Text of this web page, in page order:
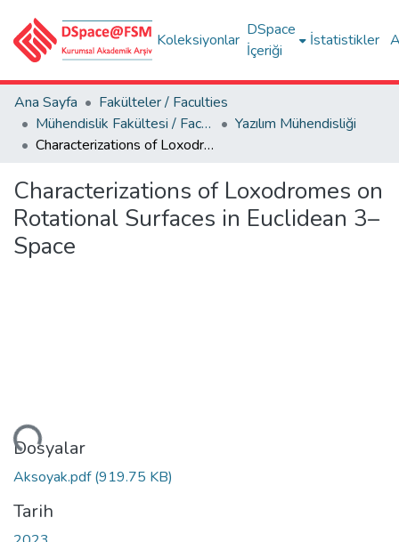
Koleksiyonlar
DSpace
İçeriği
İstatistikler
Ana Sayfa
Fakülteler / Faculties
Mühendislik Fakültesi / Faculty of Engineering
Yazılım Mühendisliği
Characterizations of Loxodromes on Rotational Surfaces in Euclidean 3–Space
Characterizations of Loxodromes on
Rotational Surfaces in Euclidean 3–
Space
Dosyalar
Aksoyak.pdf(919.75 KB)
Tarih